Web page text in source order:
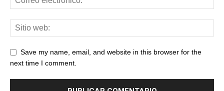
Save my name, email, and website in this browser for the
next time I comment.